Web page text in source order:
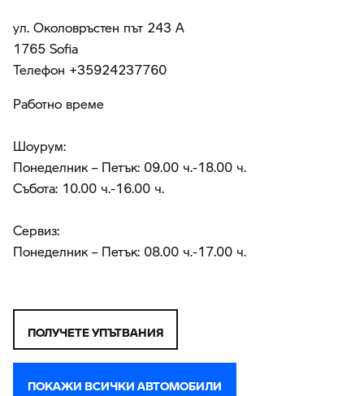
ул. Околовръстен път 243 А
1765 Sofia
Teлефон +35924237760
Работно време
Шоурум:
Понеделник – Петък: 09.00 ч.-18.00 ч.
Събота: 10.00 ч.-16.00 ч.
Сервиз:
Понеделник – Петък: 08.00 ч.-17.00 ч.
ПОЛУЧЕТЕ УПЪТВАНИЯ
ПОКАЖИ ВСИЧКИ АВТОМОБИЛИ